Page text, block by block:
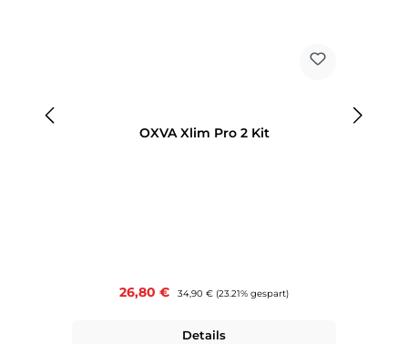
OXVA Xlim Pro 2 Kit
Verkaufspreis:
26,80 € Regulärer Preis:
34,90 € (23.21% gespart)
Details